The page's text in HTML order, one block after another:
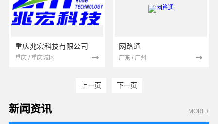
重庆兆宏科技有限公司
重庆 / 重庆城区
网路通
广东 / 广州
上一页 下一页
新闻资讯 MORE+